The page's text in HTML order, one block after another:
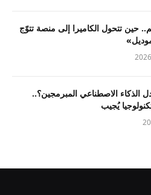
حين تتحول الكاميرا إلى منصة تتوّج
الذكاء الاصطناعي المبرمجين؟..
يُجيب